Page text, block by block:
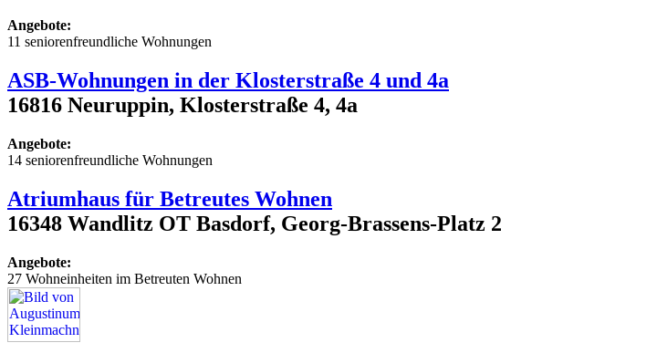
Angebote:
11 seniorenfreundliche Wohnungen
ASB-Wohnungen in der Klosterstraße 4 und 4a
16816 Neuruppin, Klosterstraße 4, 4a
Angebote:
14 seniorenfreundliche Wohnungen
Atriumhaus für Betreutes Wohnen
16348 Wandlitz OT Basdorf, Georg-Brassens-Platz 2
Angebote:
27 Wohneinheiten im Betreuten Wohnen